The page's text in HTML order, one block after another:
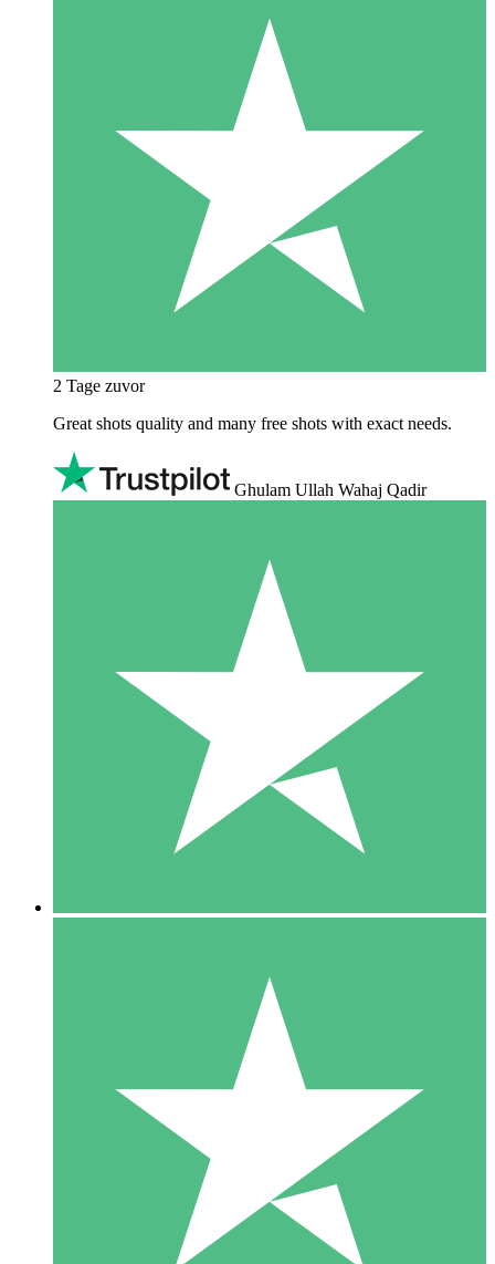
2 Tage zuvor
Great shots quality and many free shots with exact needs.
Ghulam Ullah Wahaj Qadir